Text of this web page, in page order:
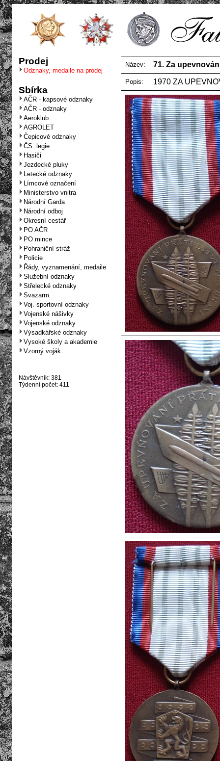
Prodej
Odznaky, medaile na prodej
Sbírka
AČR - kapsové odznaky
AČR - odznaky
Aeroklub
AGROLET
Čepicové odznaky
ČS. legie
Hasiči
Jezdecké pluky
Letecké odznaky
Límcové označení
Ministerstvo vnitra
Národní Garda
Národní odboj
Okresní cestář
PO AČR
PO mince
Pohraniční stráž
Policie
Řády, vyznamenání, medaile
Služební odznaky
Střelecké odznaky
Svazarm
Voj. sportovní odznaky
Vojenské nášivky
Vojenské odznaky
Výsadkářské odznaky
Vysoké školy a akademie
Vzorný voják
Návštěvník: 381
Týdenní počet: 411
Název: 71. Za
Popis: 1970 ZA